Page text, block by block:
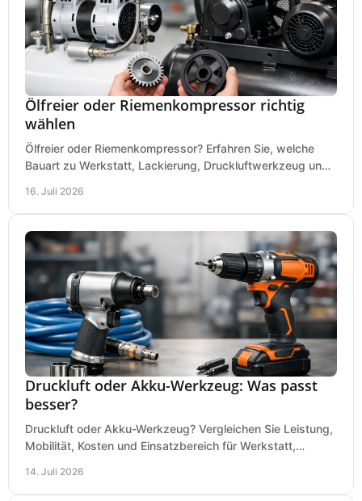
Ölfreier oder Riemenkompressor richtig
wählen
Ölfreier oder Riemenkompressor? Erfahren Sie, welche
Bauart zu Werkstatt, Lackierung, Druckluftwerkzeug und
16. Juli 2026
Druckluft oder Akku-Werkzeug: Was passt
besser?
Druckluft oder Akku-Werkzeug? Vergleichen Sie Leistung,
Mobilität, Kosten und Einsatzbereich für Werkstatt,
14. Juli 2026